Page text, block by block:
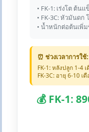
• FK-1: เร่งโต ต้น
• FK-3C: หัวมันดก
• น้ำหนักต่อต้นเพิ่
⏰ ช่วงเวลาการใช้:
FK-1: หลังปลูก 1-4
FK-3C: อายุ 6-10 เ
💰 FK-1: